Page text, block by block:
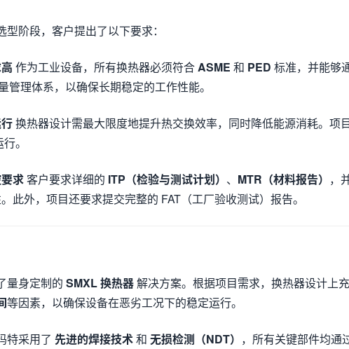
阶段，客户提出了以下要求：
作为工业设备，所有换热器必须符合 ASME 和 PED 标准，并能够
管理体系，以确保长期稳定的工作性能。
换热器设计需最大限度地提升热交换效率，同时降低能源消耗。项
。
求客户要求详细的 ITP（检验与测试计划） 、 MTR（材料报告） ，
此外，项目还要求提交完整的 FAT（工厂验收测试）报告。
量身定制的 SMXL 换热器解决方案。根据项目需求，换热器设计上
等因素，以确保设备在恶劣工况下的稳定运行。
特采用了 先进的焊接技术和 无损检测（NDT）
，所有关键部件均通